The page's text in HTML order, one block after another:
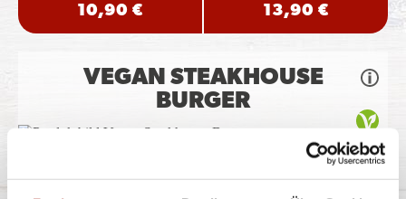
10,90 € 13,90 €
VEGAN STEAKHOUSE
BURGER
Soft Bun, veganer Blockhouse Burger (125g), Tomaten,
Röstzwiebeln, Lollo Bionda...mehr